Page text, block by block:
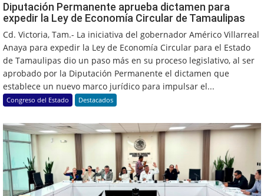
Diputación Permanente aprueba dictamen para
expedir la Ley de Economía Circular de Tamaulipas
Cd. Victoria, Tam.- La iniciativa del gobernador Américo Villarreal
Anaya para expedir la Ley de Economía Circular para el Estado
de Tamaulipas dio un paso más en su proceso legislativo, al ser
aprobado por la Diputación Permanente el dictamen que
establece un nuevo marco jurídico para impulsar el...
Congreso del Estado Destacados